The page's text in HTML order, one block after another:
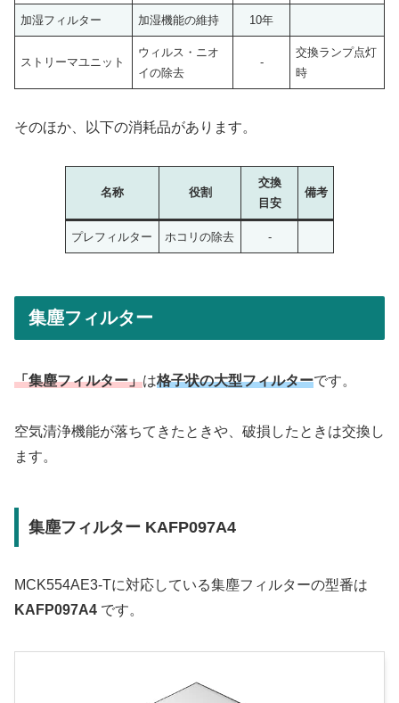
加湿フィルター 加湿機能の維持 10年
ストリーマユニット
ウィルス・ニオ
イの除去
-
交換ランプ点灯
時
そのほか、以下の消耗品があります。
名称 役割
交換
目安
備考
プレフィルター ホコリの除去 -
集塵フィルター
「集塵フィルター」は格子状の大型フィルターです。
空気清浄機能が落ちてきたときや、破損したときは交換し
ます。
集塵フィルター KAFP097A4
MCK554AE3-Tに対応している集塵フィルターの型番は
KAFP097A4 です。